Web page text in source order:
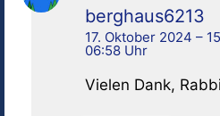
berghaus6213
17. Oktober 2024 –
06:58 Uhr
Vielen Dank,